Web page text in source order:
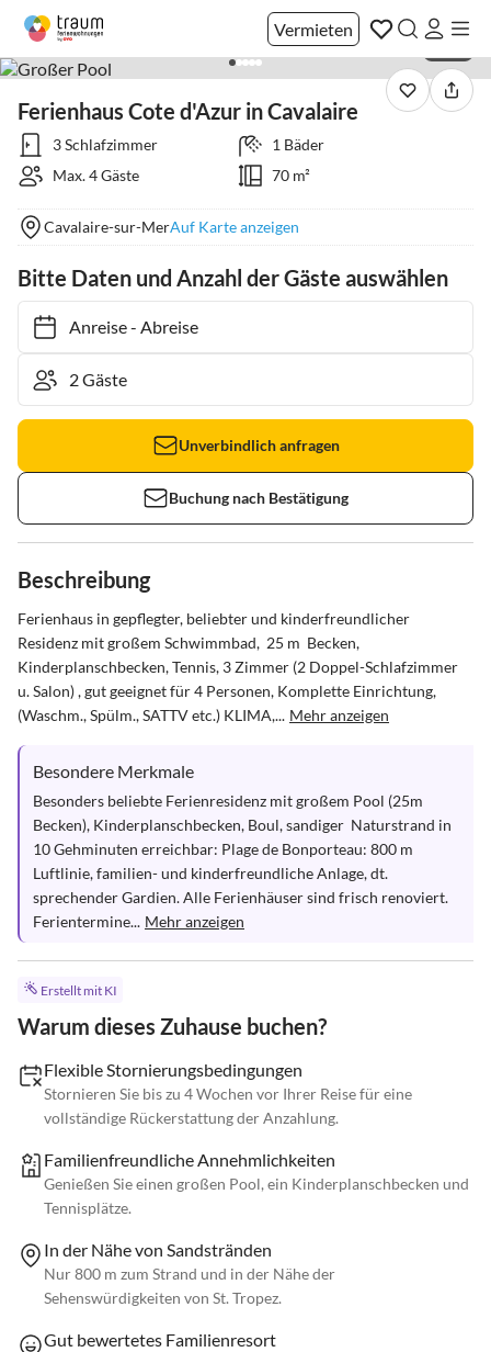
Vermieten
Ferienhaus Cote d'Azur in Cavalaire
3 Schlafzimmer
1 Bäder
Max. 4 Gäste
70 m²
Cavalaire-sur-MerAuf Karte anzeigen
Bitte Daten und Anzahl der Gäste auswählen
Anreise- Abreise
Unverbindlich anfragen
Buchung nach Bestätigung
Beschreibung
Ferienhaus in gepflegter, beliebter und kinderfreundlicher
Residenz mit großem Schwimmbad,  25 m  Becken,
Kinderplanschbecken, Tennis, 3 Zimmer (2 Doppel-Schlafzimmer
u. Salon) , gut geeignet für 4 Personen, Komplette Einrichtung,
(Waschm., Spülm., SATTV etc.) KLIMA,... Mehr anzeigen
Besondere Merkmale
Besonders beliebte Ferienresidenz mit großem Pool (25m
Becken), Kinderplanschbecken, Boul, sandiger  Naturstrand in
10 Gehminuten erreichbar: Plage de Bonporteau: 800 m
Luftlinie, familien- und kinderfreundliche Anlage, dt.
sprechender Gardien. Alle Ferienhäuser sind frisch renoviert.
Ferientermine... Mehr anzeigen
Erstellt mit KI
Warum dieses Zuhause buchen?
Flexible Stornierungsbedingungen
Stornieren Sie bis zu 4 Wochen vor Ihrer Reise für eine
vollständige Rückerstattung der Anzahlung.
Familienfreundliche Annehmlichkeiten
Genießen Sie einen großen Pool, ein Kinderplanschbecken und
Tennisplätze.
In der Nähe von Sandstränden
Nur 800 m zum Strand und in der Nähe der
Sehenswürdigkeiten von St. Tropez.
Gut bewertetes Familienresort